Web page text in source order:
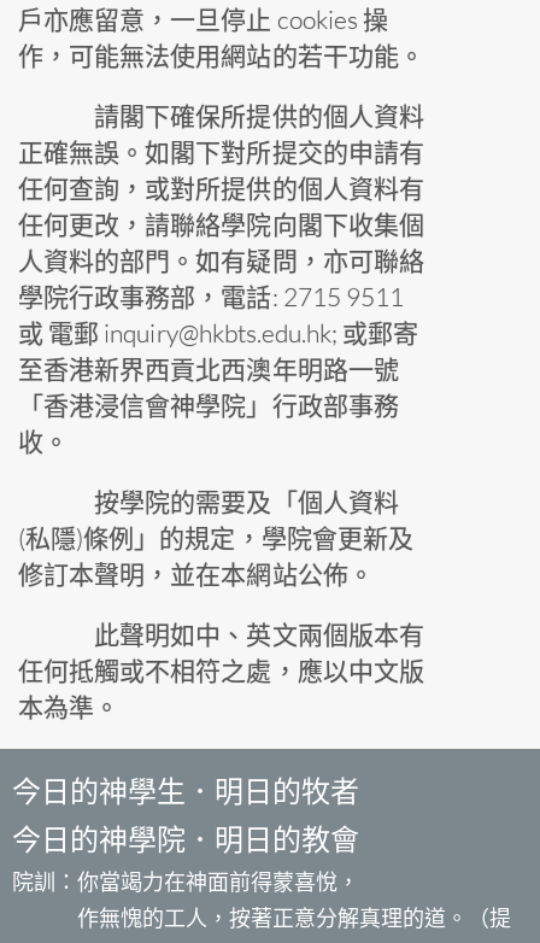
戶亦應留意，一旦停止 cookies 操
作，可能無法使用網站的若干功能。
請閣下確保所提供的個人資料
正確無誤。如閣下對所提交的申請有
任何查詢，或對所提供的個人資料有
任何更改，請聯絡學院向閣下收集個
人資料的部門。如有疑問，亦可聯絡
學院行政事務部，電話: 2715 9511
或 電郵 inquiry@hkbts.edu.hk; 或郵寄
至香港新界西貢北西澳年明路一號
「香港浸信會神學院」行政部事務
收。
按學院的需要及「個人資料
(私隱)條例」的規定，學院會更新及
修訂本聲明，並在本網站公佈。
此聲明如中、英文兩個版本有
任何抵觸或不相符之處，應以中文版
本為準。
今日的神學生．明日的牧者
今日的神學院．明日的教會
院訓：你當竭力在神面前得蒙喜悅，
作無愧的工人，按著正意分解真理的道。（提